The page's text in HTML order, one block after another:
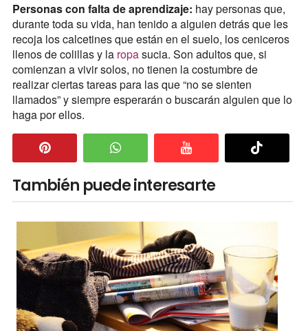
Personas con falta de aprendizaje: hay personas que,
durante toda su vida, han tenido a alguien detrás que les
recoja los calcetines que están en el suelo, los ceniceros
llenos de colillas y la ropasucia. Son adultos que, si
comienzan a vivir solos, no tienen la costumbre de
realizar ciertas tareas para las que “no se sienten
llamados” y siempre esperarán o buscarán alguien que lo
haga por ellos.
También puede interesarte